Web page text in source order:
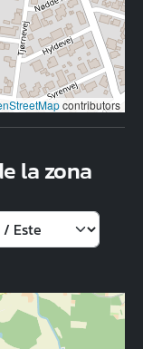
contributors
la zona